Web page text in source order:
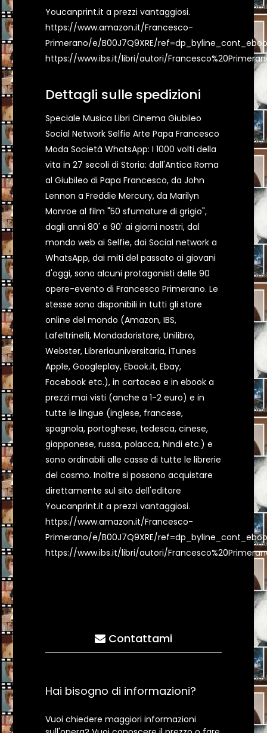
Youcanprint.it a prezzi vantaggiosi.
https://www.amazon.it/Francesco-
Primerano/e/B00J7Q9XRE/
https://www.ibs.it/libri/autori/
Dettagli sulle spedizioni
Speciale Musica Libri Cinema Giubileo
Social Network Selfie Arte Papa Francesco
Moda Società WhatsApp: I 1000 volti della
vita in 27 secoli di Storia: dall'Antica Roma
al Giubileo di Papa Francesco, da John
Lennon a Freddie Mercury, da Marilyn
Monroe al film "50 sfumature di grigio",
dagli anni 80' e 90' ai giorni nostri, dal
mondo web ai Selfie, dai Social network a
WhatsApp, dai miti del passato ai giovani
d'oggi, sono alcuni protagonisti delle 90
opere-evento di Francesco Primerano. Le
stesse sono disponibili in tutti gli store
online del mondo (Amazon, IBS,
Lafeltrinelli, Mondadoristore, Unilibro,
Webster, Libreriauniversitaria, iTunes
Apple, Googleplay, Ebook.it, Ebay,
Facebook etc.), in cartaceo e in ebook a
prezzi mai visti (anche a 1-2 euro) e in
tutte le lingue (inglese, francese,
spagnola, portoghese, tedesca, cinese,
giapponese, russa, polacca, hindi etc.) e
sono ordinabili alle casse di tutte le librerie
del cosmo. Inoltre si possono acquistare
direttamente sul sito dell'editore
Youcanprint.it a prezzi vantaggiosi.
https://www.amazon.it/Francesco-
Primerano/e/B00J7Q9XRE/
https://www.ibs.it/libri/autori/
Contattami
Hai bisogno di informazioni?
Vuoi chiedere maggiori informazioni